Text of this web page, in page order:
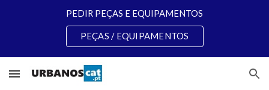
PEDIR PEÇAS E EQUIPAMENTOS
PEÇAS / EQUIPAMENTOS